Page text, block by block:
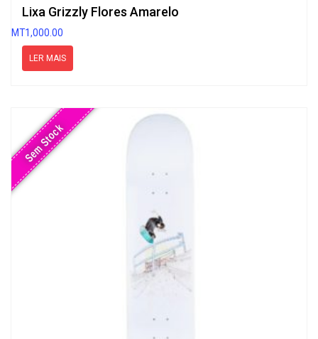
Lixa Grizzly Flores Amarelo
MT1,000.00
LER MAIS
Sem Stock